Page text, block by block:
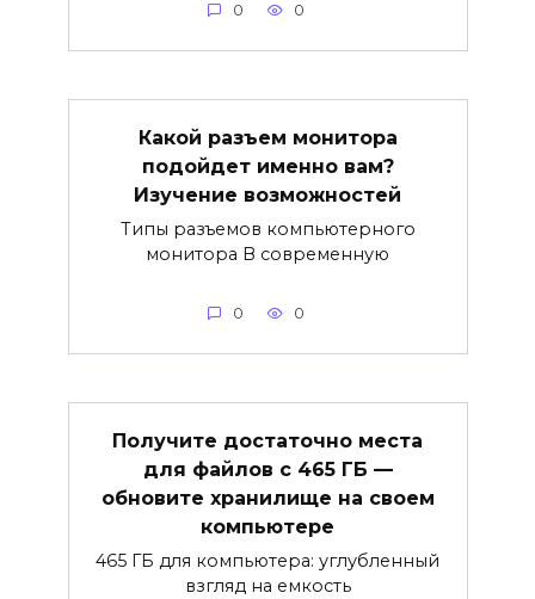
0 0
Какой разъем монитора
подойдет именно вам?
Изучение возможностей
Типы разъемов компьютерного
монитора В современную
0 0
Получите достаточно места
для файлов с 465 ГБ —
обновите хранилище на своем
компьютере
465 ГБ для компьютера: углубленный
взгляд на емкость